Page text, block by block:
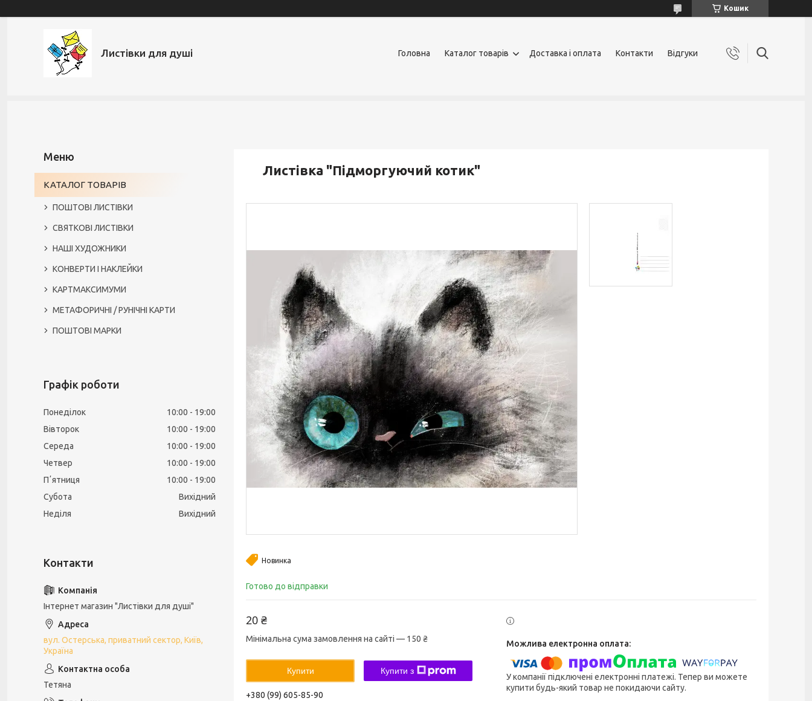
Кошик
Листівки для душі Головна Каталог товарів Доставка і оплата Контакти Відгуки
Листівка "Підморгуючий котик"
Новинка
Готово до відправки
20 ₴
Мінімальна сума замовлення на сайті — 150 ₴
Купити Купити з
+380 (99) 605-85-90
У компанії підключені електронні платежі. Тепер ви можете
купити будь-який товар не покидаючи сайту.
КАТАЛОГ ТОВАРІВ
ПОШТОВІ ЛИСТІВКИ
СВЯТКОВІ ЛИСТІВКИ
НАШІ ХУДОЖНИКИ
КОНВЕРТИ І НАКЛЕЙКИ
КАРТМАКСИМУМИ
МЕТАФОРИЧНІ / РУНІЧНІ КАРТИ
ПОШТОВІ МАРКИ
Графік роботи
Понеділок 10:00
19:00
Вівторок
10:00
19:00
Середа
10:00
19:00
Четвер
10:00
19:00
Пʼятниця
10:00
19:00
Субота
Вихідний
Неділя
Вихідний
Інтернет магазин "Листівки для душі"
вул. Остерська, приватний сектор, Київ,
Україна
Тетяна